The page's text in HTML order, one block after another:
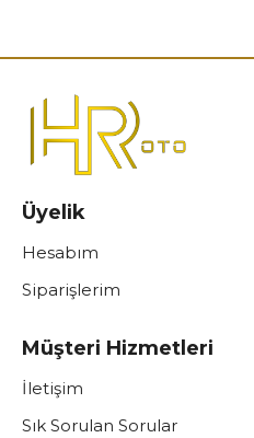
Üyelik
Hesabım
Siparişlerim
Müşteri Hizmetleri
İletişim
Sık Sorulan Sorular